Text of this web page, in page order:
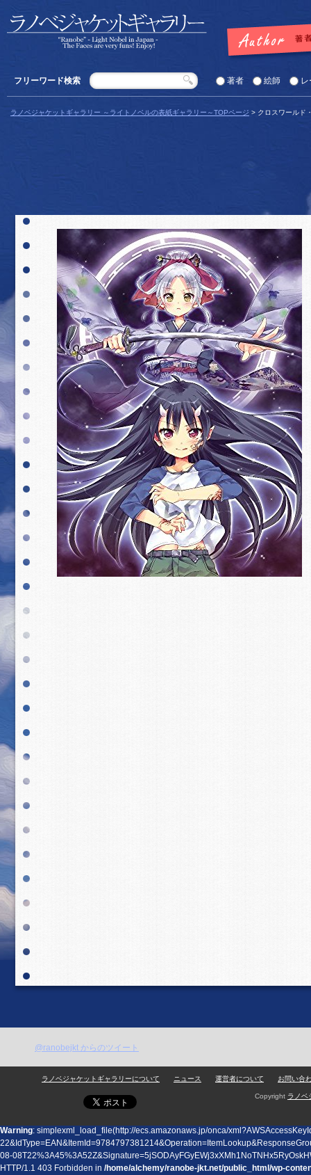
フリーワード検索 著者 絵師 レ
ラノベジャケットギャラリー ～ライトノベルの表紙ギャラリー～TOPページ > クロスワールド
@ranobejkt からのツイート
ラノベジャケットギャラリーについて ニュース 運営者について お問い合
Copyright ラノベ
Warning: simplexml_load_file(http://ecs.amazonaws.jp/onca/
08-
HTTP/1.1 403 Forbidden in /home/alchemy/ranobe-jkt.net/public_html/wp-